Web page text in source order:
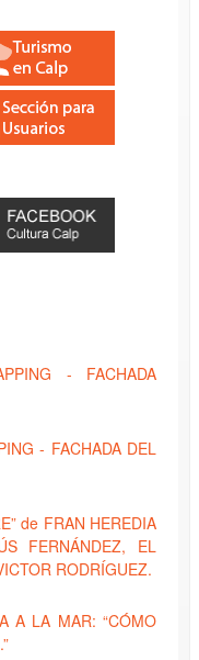
- FACHADA
- FACHADA DEL
de FRAN HEREDIA
FERNÁNDEZ, EL
RODRÍGUEZ.
A LA MAR: “CÓMO